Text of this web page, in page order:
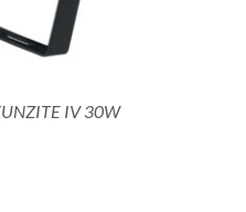
IV 30W